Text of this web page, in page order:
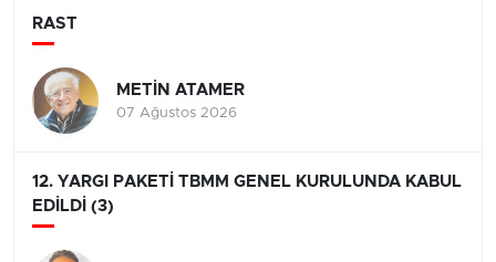
RAST
METİN ATAMER
07 Ağustos 2026
12. YARGI PAKETİ TBMM GENEL KURULUNDA KABUL
EDİLDİ (3)